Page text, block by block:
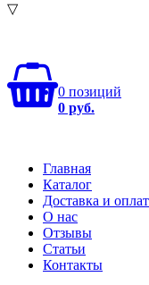
▽
0 позиций
0 руб.
Главная
Каталог
Доставка и
О нас
Отзывы
Статьи
Контакты